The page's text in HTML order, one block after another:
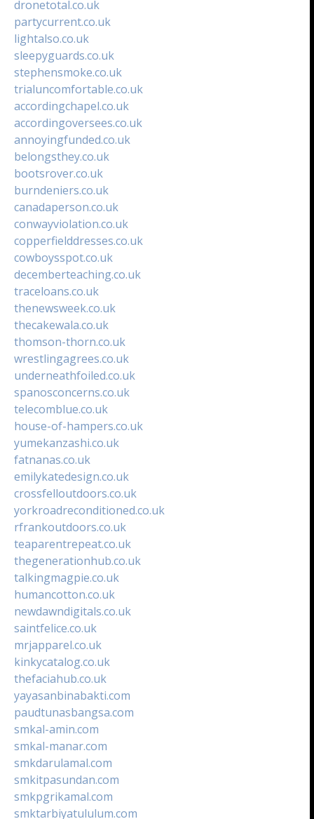
dronetotal.co.uk
partycurrent.co.uk
lightalso.co.uk
sleepyguards.co.uk
stephensmoke.co.uk
trialuncomfortable.co.uk
accordingchapel.co.uk
accordingoversees.co.uk
annoyingfunded.co.uk
belongsthey.co.uk
bootsrover.co.uk
burndeniers.co.uk
canadaperson.co.uk
conwayviolation.co.uk
copperfielddresses.co.uk
cowboysspot.co.uk
decemberteaching.co.uk
traceloans.co.uk
thenewsweek.co.uk
thecakewala.co.uk
thomson-thorn.co.uk
wrestlingagrees.co.uk
underneathfoiled.co.uk
spanosconcerns.co.uk
telecomblue.co.uk
house-of-hampers.co.uk
yumekanzashi.co.uk
fatnanas.co.uk
emilykatedesign.co.uk
crossfelloutdoors.co.uk
yorkroadreconditioned.co.uk
rfrankoutdoors.co.uk
teaparentrepeat.co.uk
thegenerationhub.co.uk
talkingmagpie.co.uk
humancotton.co.uk
newdawndigitals.co.uk
saintfelice.co.uk
mrjapparel.co.uk
kinkycatalog.co.uk
thefaciahub.co.uk
yayasanbinabakti.com
paudtunasbangsa.com
smkal-amin.com
smkal-manar.com
smkdarulamal.com
smkitpasundan.com
smkpgrikamal.com
smktarbiyatululum.com